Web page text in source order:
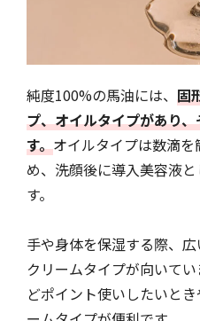
純度100%の馬油には、 固
プ、オイルタイプがあり
す。オイルタイプは数滴
め、洗顔後に導入美容液
す。
手や身体を保湿する際、
クリームタイプが向いて
どポイント使いしたいと